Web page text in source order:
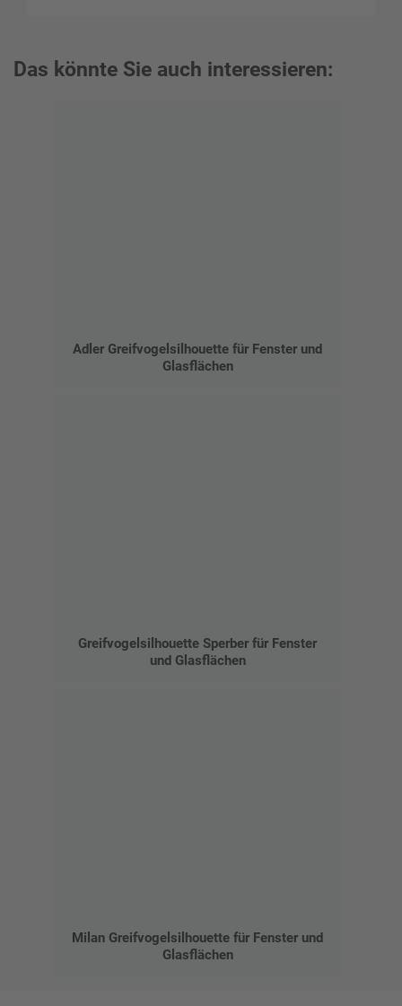
Das könnte Sie auch interessieren:
Adler Greifvogelsilhouette für Fenster und
Glasflächen
Greifvogelsilhouette Sperber für Fenster
und Glasflächen
Milan Greifvogelsilhouette für Fenster und
Glasflächen